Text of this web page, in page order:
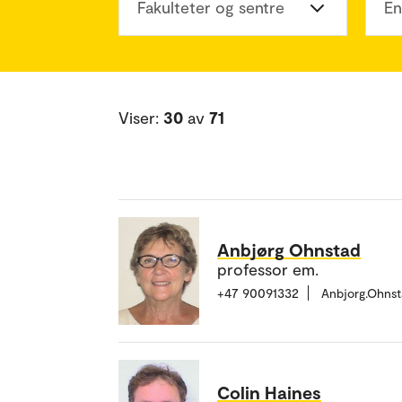
Fakulteter og sentre
Viser: 30 av 71
Anbjørg Ohnstad
professor em.
+47 90091332
Colin Haines